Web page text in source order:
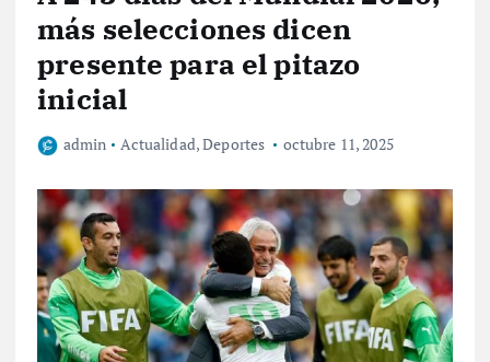
más selecciones dicen
presente para el pitazo
inicial
admin Actualidad,Deportes octubre 11, 2025